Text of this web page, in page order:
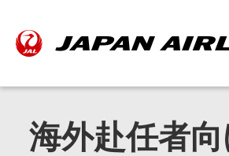
海外赴任者